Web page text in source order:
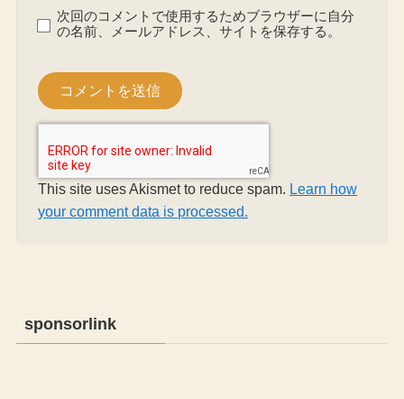
次回のコメントで使用するためブラウザーに自分
の名前、メールアドレス、サイトを保存する。
This site uses Akismet to reduce spam. Learn how
your comment data is processed.
sponsorlink